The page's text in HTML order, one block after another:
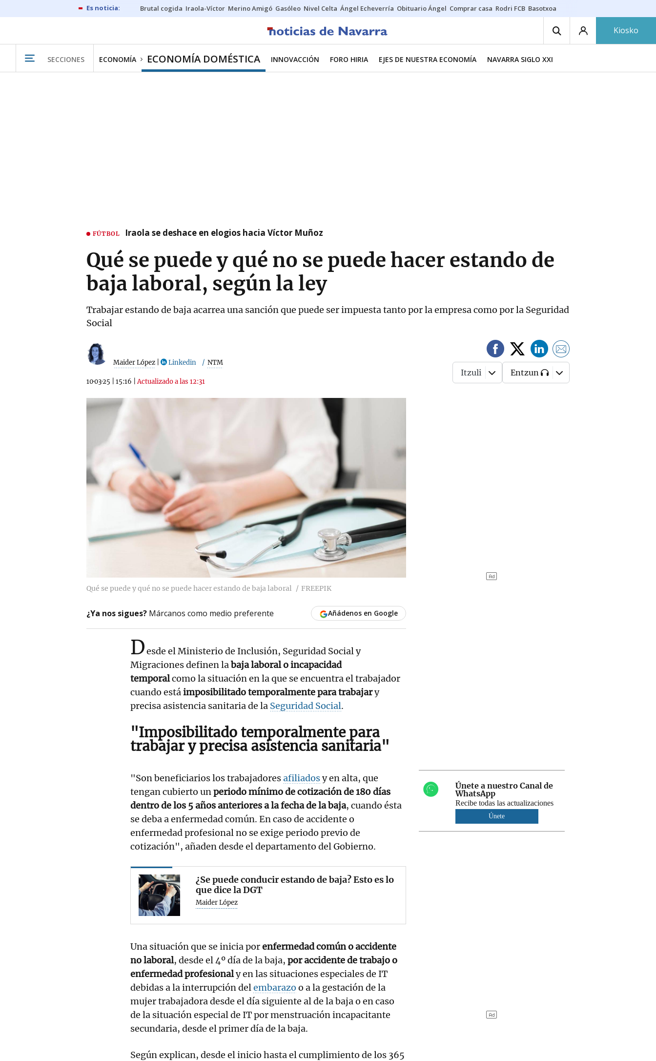
Brutal cogida Iraola-Víctor Merino Amigó Gasóleo Nivel Celta Ángel Echeverría Obituario Ángel Comprar casa Rodri FCB Basotxoa
Kiosko
SECCIONES ECONOMÍA ECONOMÍA DOMÉSTICA INNOVACCIÓN FORO HIRIA EJES DE NUESTRA ECONOMÍA NAVARRA SIGLO XXI
FÚTBOL Iraola se deshace en elogios hacia Víctor Muñoz
Qué se puede y qué no se puede hacer estando de
baja laboral, según la ley
Trabajar estando de baja acarrea una sanción que puede ser impuesta tanto por la empresa como por la Seguridad
Social
Maider López Linkedin NTM
10·03·25 15:16 |Actualizado a las 12:31
Itzuli Entzun
Qué se puede y qué no se puede hacer estando de baja laboral FREEPIK
¿Ya nos sigues? Márcanos como medio preferente Añádenos en Google
Desde el Ministerio de Inclusión, Seguridad Social y
Migraciones definen labaja laboral o incapacidad
temporalcomo la situación en la que se encuentra el trabajador
cuando estáimposibilitado temporalmente para trabajary
precisa asistencia sanitaria de la Seguridad Social.
"Imposibilitado temporalmente para
trabajary precisa asistencia sanitaria"
"Son beneficiarios los trabajadoresafiliadosy en alta, que
tengan cubierto unperiodo mínimo de cotización de 180 días
dentro de los 5 años anteriores a la fecha de la baja, cuando ésta
se deba a enfermedad común. En caso de accidente o
enfermedad profesional no se exige periodo previo de
cotización", añaden desde el departamento del Gobierno.
¿Se puede conducir estando de baja? Esto es lo
que dice la DGT
Maider López
Una situación que se inicia porenfermedad común o accidente
no laboral, desde el 4º día de la baja, por accidente de trabajo o
enfermedad profesionaly en las situaciones especiales de IT
debidas a la interrupción delembarazo o a la gestación de la
mujer trabajadora desde el día siguiente al de la baja o en caso
de la situación especial de IT por menstruación incapacitante
secundaria, desde el primer día de la baja.
Según explican, desde el inicio hasta el cumplimiento de los 365
Únete a nuestro Canal de
WhatsApp
Recibe todas las actualizaciones
Únete